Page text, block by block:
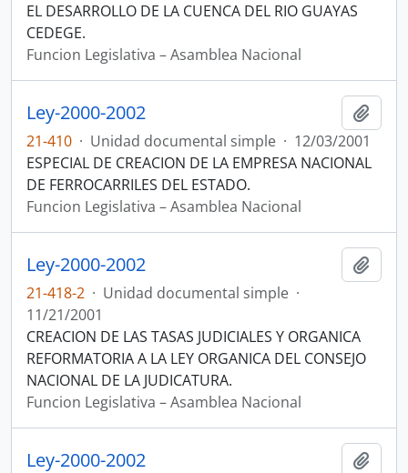
EL DESARROLLO DE LA CUENCA DEL RIO GUAYAS
CEDEGE.
Funcion Legislativa – Asamblea Nacional
Ley-2000-2002
21-410 · Unidad documental simple · 12/03/2001
ESPECIAL DE CREACION DE LA EMPRESA NACIONAL
DE FERROCARRILES DEL ESTADO.
Funcion Legislativa – Asamblea Nacional
Ley-2000-2002
21-418-2 · Unidad documental simple ·
11/21/2001
CREACION DE LAS TASAS JUDICIALES Y ORGANICA
REFORMATORIA A LA LEY ORGANICA DEL CONSEJO
NACIONAL DE LA JUDICATURA.
Funcion Legislativa – Asamblea Nacional
Ley-2000-2002